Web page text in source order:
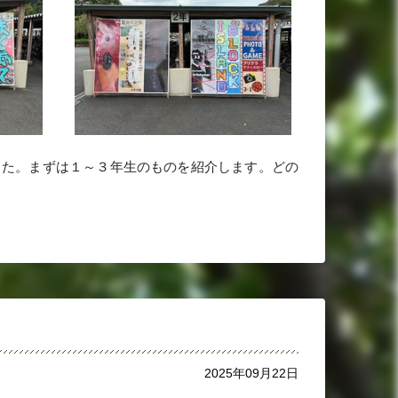
。まずは１～３年生のものを紹介します。どの
2025年09月22日